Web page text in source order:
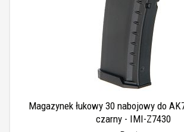
Magazynek łukowy 30 nabojowy do
czarny - IMI-Z7430